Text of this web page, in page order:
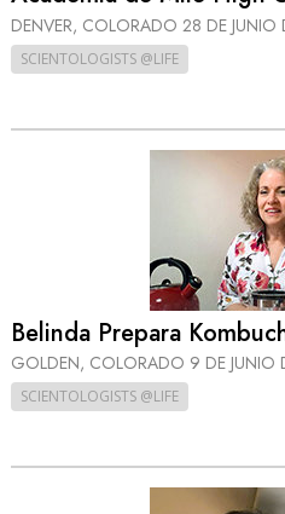
DENVER, COLORADO 28 DE JUNIO
SCIENTOLOGISTS @LIFE
Belinda Prepara
GOLDEN, COLORADO 9 DE JUNIO
SCIENTOLOGISTS @LIFE